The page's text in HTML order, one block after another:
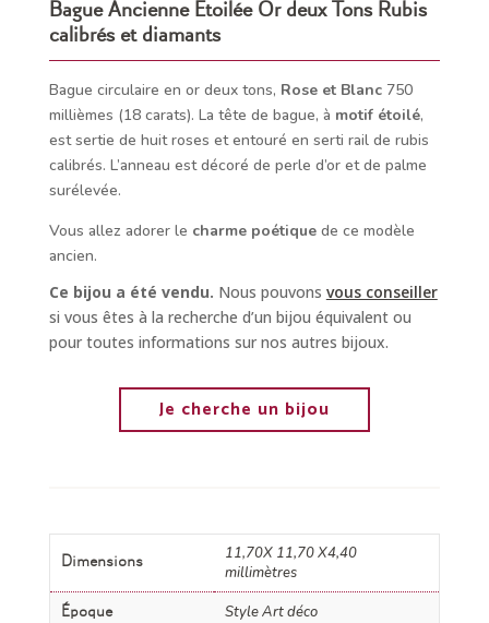
Bague Ancienne Etoilée Or deux Tons Rubis
calibrés et diamants
Bague circulaire en or deux tons, Rose et Blanc750
millièmes (18 carats). La tête de bague, à motif étoilé,
est sertie de huit roses et entouré en serti rail de rubis
calibrés. L’anneau est décoré de perle d’or et de palme
surélevée.
Vous allez adorer le charme poétiquede ce modèle
ancien.
Ce bijou a été vendu. Nous pouvons vous conseiller
si vous êtes à la recherche d’un bijou équivalent ou
pour toutes informations sur nos autres bijoux.
Je cherche un bijou
Dimensions
11,70X 11,70 X4,40
millimètres
Époque Style Art déco